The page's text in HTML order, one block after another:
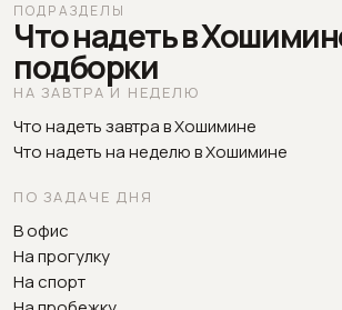
ПОДРАЗДЕЛЫ
Что надеть в
подборки
НА ЗАВТРА И НЕДЕЛЮ
Что надеть завтра в Хошимине
Что надеть на неделю в Хошимине
ПО ЗАДАЧЕ ДНЯ
В офис
На прогулку
На спорт